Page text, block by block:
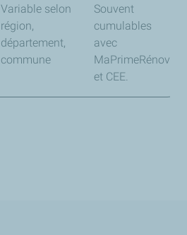
Variable selon
région,
département,
commune
Souvent
cumulables
avec
MaPrimeRénov’
et CEE.